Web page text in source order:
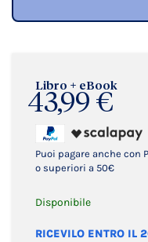
Libro + eBook
43,99 €
Puoi pagare anche con
o superiori a 50€
Disponibile
RICEVILO ENTRO IL